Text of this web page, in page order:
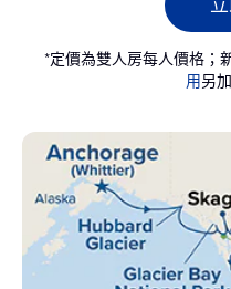
*定價為雙人房每人價格；
用另